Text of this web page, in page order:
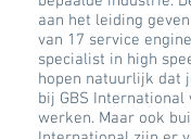
aan het leiding
van 17 service
specialist in high
hopen natuurlijk dat
bij GBS
werken. Maar ook